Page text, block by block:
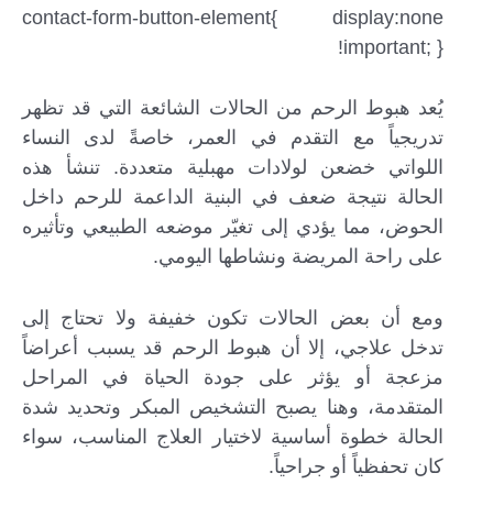
contact-form-button-element{ display:none
!important; }
يُعد هبوط الرحم من الحالات الشائعة التي قد تظهر
تدريجياً مع التقدم في العمر، خاصةً لدى النساء
اللواتي خضعن لولادات مهبلية متعددة. تنشأ هذه
الحالة نتيجة ضعف في البنية الداعمة للرحم داخل
الحوض، مما يؤدي إلى تغيّر موضعه الطبيعي وتأثيره
على راحة المريضة ونشاطها اليومي.
ومع أن بعض الحالات تكون خفيفة ولا تحتاج إلى
تدخل علاجي، إلا أن هبوط الرحم قد يسبب أعراضاً
مزعجة أو يؤثر على جودة الحياة في المراحل
المتقدمة، وهنا يصبح التشخيص المبكر وتحديد شدة
الحالة خطوة أساسية لاختيار العلاج المناسب، سواء
كان تحفظياً أو جراحياً.